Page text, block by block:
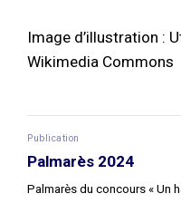
Image d’illustration :
Wikimedia Commons
Publication
Palmarès 2024
Palmarès du concours « Un